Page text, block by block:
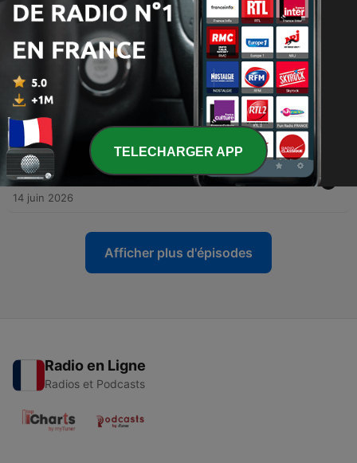
29 juil. 2026
145 -
Nouvelle loi logement : ce qui change pour les
investisseurs
09 juil. 2026
144 - L'assurance vie, la vraie alternative à l'immobilier
?
30 juin 2026
143 - Hausse taux BCE : le risque sur le crédit
immobilier ?
14 juin 2026
Afficher plus d'épisodes
Radio en Ligne
Radios et Podcasts
TELECHARGER APP